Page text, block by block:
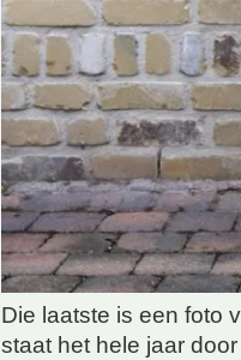
Die laatste is een foto
staat het hele jaar